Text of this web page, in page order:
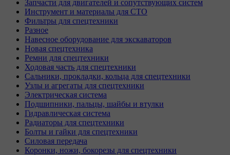
Запчасти для двигателей и сопутствующих систем
Инструмент и материалы для СТО
Фильтры для спецтехники
Разное
Навесное оборудование для экскаваторов
Новая спецтехника
Ремни для спецтехники
Ходовая часть для спецтехники
Сальники, прокладки, кольца для спецтехники
Узлы и агрегаты для спецтехники
Электрическая система
Подшипники, пальцы, шайбы и втулки
Гидравлическая система
Радиаторы для спецтехники
Болты и гайки для спецтехники
Силовая передача
Коронки, ножи, бокорезы для спецтехники